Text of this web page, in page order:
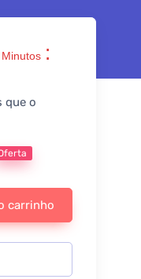
Minutos :
que o
Manager – Ultimate -
carrinho